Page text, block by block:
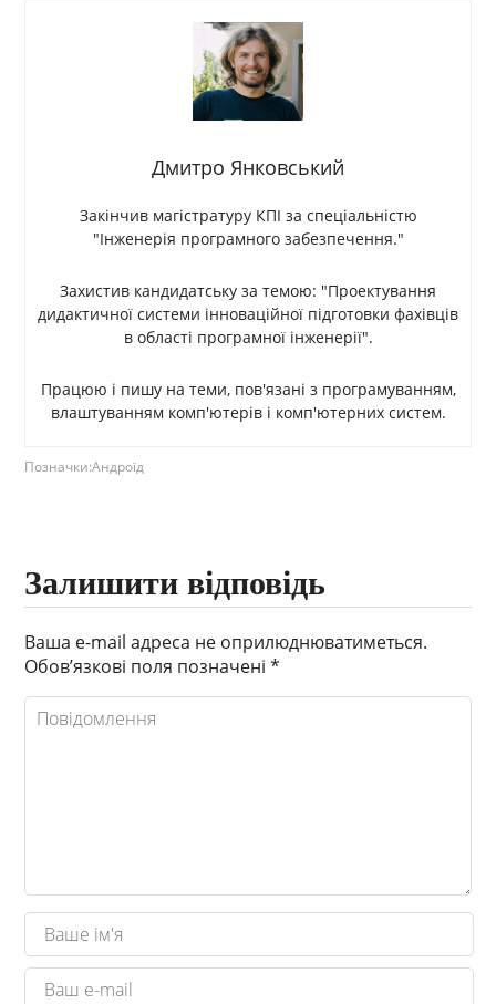
Дмитро Янковський
Закінчив магістратуру КПІ за спеціальністю
"Інженерія програмного забезпечення."
Захистив кандидатську за темою: "Проектування
дидактичної системи інноваційної підготовки фахівців
в області програмної інженерії".
Працюю і пишу на теми, пов'язані з програмуванням,
влаштуванням комп'ютерів і комп'ютерних систем.
Позначки:Андроїд
Залишити відповідь
Ваша e-mail адреса не оприлюднюватиметься.
Обов’язкові поля позначені*